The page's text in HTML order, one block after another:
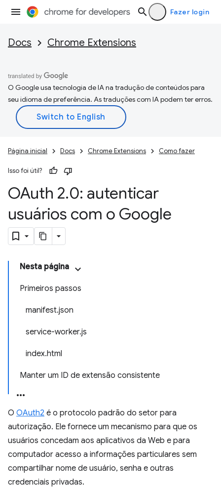
Fazer login
Docs Chrome Extensions
O Google usa tecnologia de IA na tradução de conteúdos para
seu idioma de preferência. As traduções com IA podem ter erros.
Página inicial Docs Chrome Extensions Como fazer
Isso foi útil?
OAuth 2.0: autenticar
usuários com o Google
Nesta página
Primeiros passos
manifest.json
service-worker.js
index.html
Manter um ID de extensão consistente
O OAuth2 é o protocolo padrão do setor para
autorização. Ele fornece um mecanismo para que os
usuários concedam aos aplicativos da Web e para
computador acesso a informações particulares sem
compartilhar nome de usuário, senha e outras
credenciais privadas.